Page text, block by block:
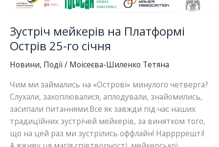
Зустріч мейкерів на Платформі
Острів 25-го січня
Новини, Події/ Моісеєва-Шиленко Тетяна
Чим ми займались на «Острові» минулого четверга?
Слухали, захоплювалися, аплодували, знайомились,
засипали питаннями.Все як завжди під час наших
традиційних зустрічей мейкерів, за винятком того,
що на цей раз ми зустрілись оффлайн! Наррррешті!